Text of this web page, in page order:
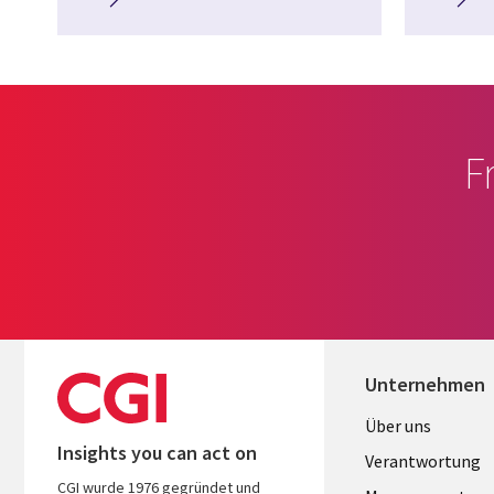
Insights you can act on
CGI wurde 1976 gegründet und
Unternehmen
Useful
links
Über uns
Verantwortung